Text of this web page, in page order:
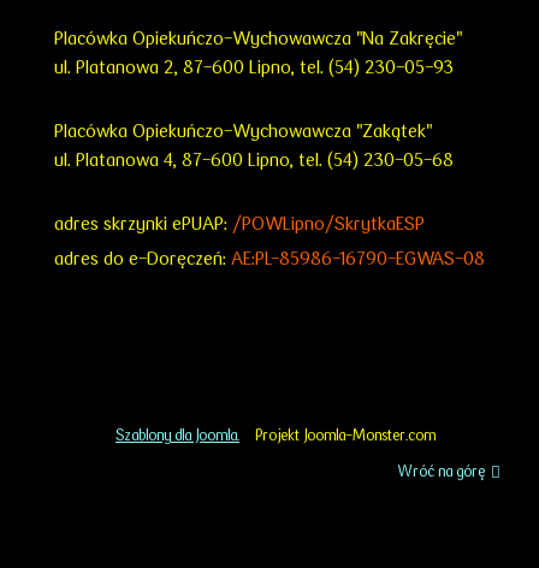
Placówka Opiekuńczo-Wychowawcza "Na Zakręcie"
ul. Platanowa 2, 87-600 Lipno, tel. (54) 230-05-93
Placówka Opiekuńczo-Wychowawcza "Zakątek"
ul. Platanowa 4, 87-600 Lipno, tel. (54) 230-05-68
adres skrzynki ePUAP: /POWLipno/SkrytkaESP
adres do e-Doręczeń: AE:PL-85986-16790-EGWAS-08
Szablony dla Joomla.
Projekt Joomla-Monster.com
Wróć na górę